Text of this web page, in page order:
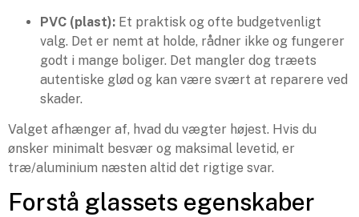
PVC (plast): Et praktisk og ofte budgetvenligt
valg. Det er nemt at holde, rådner ikke og fungerer
godt i mange boliger. Det mangler dog træets
autentiske glød og kan være svært at reparere ved
skader.
Valget afhænger af, hvad du vægter højest. Hvis du
ønsker minimalt besvær og maksimal levetid, er
træ/aluminium næsten altid det rigtige svar.
Forstå glassets egenskaber